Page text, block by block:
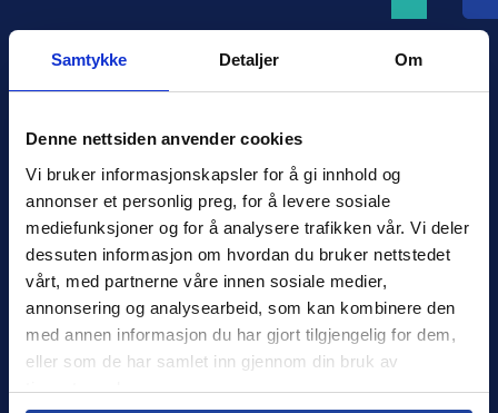
Samtykke Detaljer Om
Denne nettsiden anvender cookies
Vi bruker informasjonskapsler for å gi innhold og
annonser et personlig preg, for å levere sosiale
mediefunksjoner og for å analysere trafikken vår. Vi deler
dessuten informasjon om hvordan du bruker nettstedet
vårt, med partnerne våre innen sosiale medier,
annonsering og analysearbeid, som kan kombinere den
med annen informasjon du har gjort tilgjengelig for dem,
eller som de har samlet inn gjennom din bruk av
tjenestene deres.
Xledger Norge
Østensjøveien 32,0667,Oslo
Norge
salg@xledger.no
40002211
Logg inn
Support